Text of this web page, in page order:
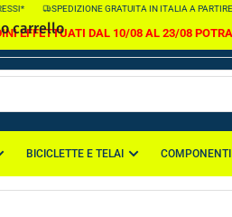
SPEDIZIONE GRATUITA IN ITALIA A PARTIRE
EFFETTUATI DAL 10/08 AL 23/08
BICICLETTE E TELAI COMPONENTI
carrello
Il tuo carrello è vuoto